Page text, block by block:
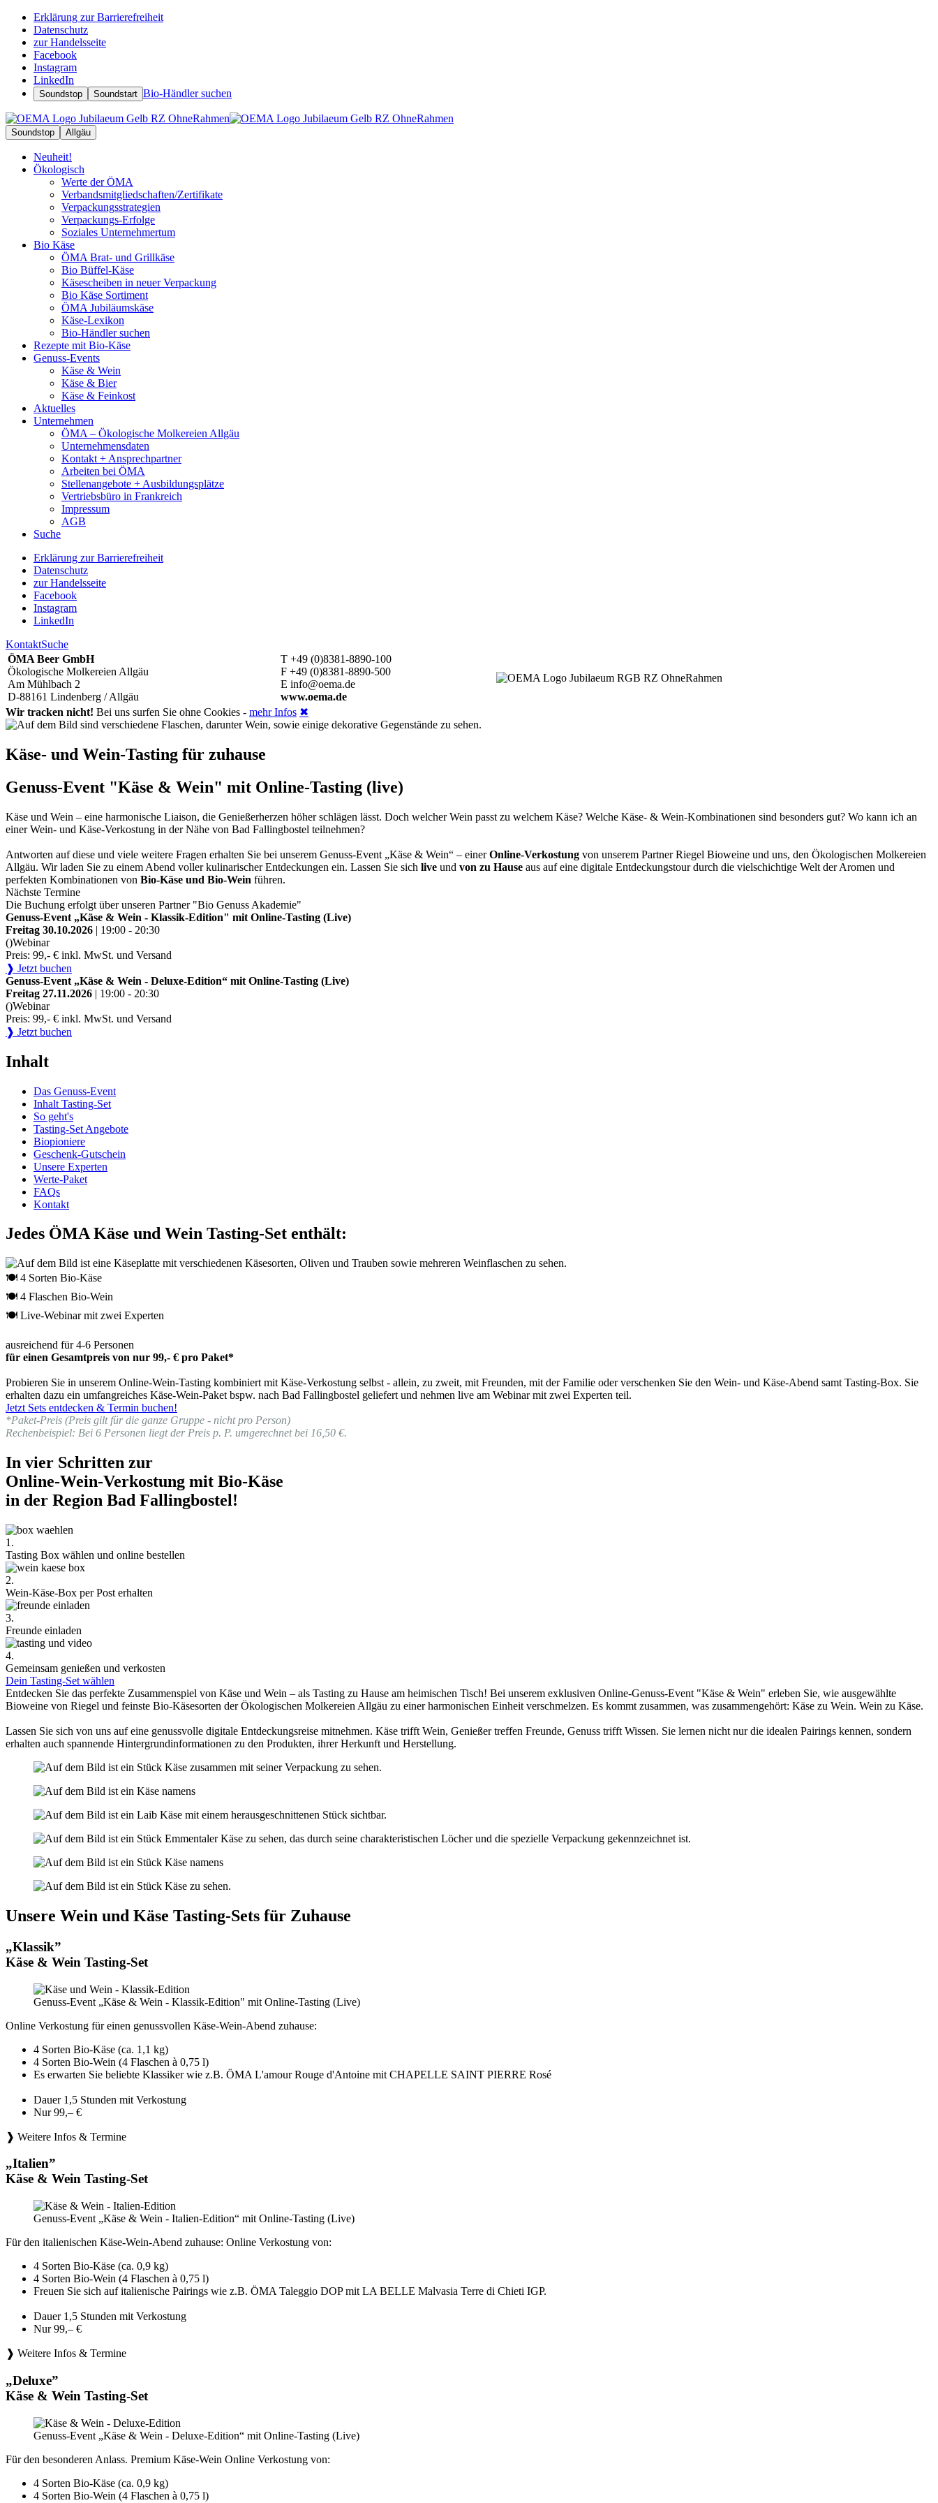
Erklärung zur Barrierefreiheit
Datenschutz
zur Handelsseite
Facebook
Instagram
LinkedIn
Soundstop Soundstart Bio-Händler suchen
Soundstop Allgäu
Neuheit!
Ökologisch
Werte der ÖMA
Verbandsmitgliedschaften/Zertifikate
Verpackungsstrategien
Verpackungs-Erfolge
Soziales Unternehmertum
Bio Käse
ÖMA Brat- und Grillkäse
Bio Büffel-Käse
Käsescheiben in neuer Verpackung
Bio Käse Sortiment
ÖMA Jubiläumskäse
Käse-Lexikon
Bio-Händler suchen
Rezepte mit Bio-Käse
Genuss-Events
Käse & Wein
Käse & Bier
Käse & Feinkost
Aktuelles
Unternehmen
ÖMA – Ökologische Molkereien Allgäu
Unternehmensdaten
Kontakt + Ansprechpartner
Arbeiten bei ÖMA
Stellenangebote + Ausbildungsplätze
Vertriebsbüro in Frankreich
Impressum
AGB
Suche
Erklärung zur Barrierefreiheit
Datenschutz
zur Handelsseite
Facebook
Instagram
LinkedIn
KontaktSuche
ÖMA Beer GmbH
Ökologische Molkereien Allgäu
Am Mühlbach 2
D-88161 Lindenberg / Allgäu
T +49 (0)8381-8890-100
F +49 (0)8381-8890-500
E info@oema.de
www.oema.de
Wir tracken nicht! Bei uns surfen Sie ohne Cookies - mehr Infos ✖
Käse- und Wein-Tasting für zuhause
Genuss-Event "Käse & Wein" mit Online-Tasting (live)
Käse und Wein – eine harmonische Liaison, die Genießerherzen höher schlägen lässt. Doch welcher Wein passt zu welchem Käse? Welche Käse- & Wein-Kombinationen sind besonders gut? Wo kann ich an
einer Wein- und Käse-Verkostung in der Nähe von Bad Fallingbostel teilnehmen?
Antworten auf diese und viele weitere Fragen erhalten Sie bei unserem Genuss-Event „Käse & Wein“ – einerOnline-Verkostung von unserem Partner Riegel Bioweine und uns, den Ökologischen Molkereien
Allgäu. Wir laden Sie zu einem Abend voller kulinarischer Entdeckungen ein. Lassen Sie sich live und von zu Hause aus auf eine digitale Entdeckungstour durch die vielschichtige Welt der Aromen und
perfekten Kombinationen von Bio-Käse und Bio-Wein führen.
Nächste Termine
Die Buchung erfolgt über unseren Partner "Bio Genuss Akademie"
Genuss-Event „Käse & Wein - Klassik-Edition" mit Online-Tasting (Live)
Freitag 30.10.2026 | 19:00 - 20:30
()Webinar
Preis: 99,- € inkl. MwSt. und Versand
❱ Jetzt buchen
Genuss-Event „Käse & Wein - Deluxe-Edition“ mit Online-Tasting (Live)
Freitag 27.11.2026 | 19:00 - 20:30
()Webinar
Preis: 99,- € inkl. MwSt. und Versand
❱ Jetzt buchen
Inhalt
Das Genuss-Event
Inhalt Tasting-Set
So geht's
Tasting-Set Angebote
Biopioniere
Geschenk-Gutschein
Unsere Experten
Werte-Paket
FAQs
Kontakt
Jedes ÖMA Käse und Wein Tasting-Set enthält:
🍽 4 Sorten Bio-Käse
🍽 4 Flaschen Bio-Wein
🍽 Live-Webinar mit zwei Experten
ausreichend für 4-6 Personen
für einen Gesamtpreis von nur 99,- € pro Paket*
Probieren Sie in unserem Online-Wein-Tasting kombiniert mit Käse-Verkostung selbst - allein, zu zweit, mit Freunden, mit der Familie oder verschenken Sie den Wein- und Käse-Abend samt Tasting-Box. Sie
erhalten dazu ein umfangreiches Käse-Wein-Paket bspw. nach Bad Fallingbostel geliefert und nehmen live am Webinar mit zwei Experten teil.
Jetzt Sets entdecken & Termin buchen!
*Paket-Preis (Preis gilt für die ganze Gruppe - nicht pro Person)
Rechenbeispiel: Bei 6 Personen liegt der Preis p. P. umgerechnet bei 16,50 €.
In vier Schritten zur
Online-Wein-Verkostung mit Bio-Käse
in der Region Bad Fallingbostel!
1.
Tasting Box wählen und online bestellen
2.
Wein-Käse-Box per Post erhalten
3.
Freunde einladen
4.
Gemeinsam genießen und verkosten
Dein Tasting-Set wählen
Entdecken Sie das perfekte Zusammenspiel von Käse und Wein – als Tasting zu Hause am heimischen Tisch! Bei unserem exklusiven Online-Genuss-Event "Käse & Wein" erleben Sie, wie ausgewählte
Bioweine von Riegel und feinste Bio-Käsesorten der Ökologischen Molkereien Allgäu zu einer harmonischen Einheit verschmelzen. Es kommt zusammen, was zusammengehört: Käse zu Wein. Wein zu Käse.
Lassen Sie sich von uns auf eine genussvolle digitale Entdeckungsreise mitnehmen. Käse trifft Wein, Genießer treffen Freunde, Genuss trifft Wissen. Sie lernen nicht nur die idealen Pairings kennen, sondern
erhalten auch spannende Hintergrundinformationen zu den Produkten, ihrer Herkunft und Herstellung.
Unsere Wein und Käse Tasting-Sets für Zuhause
„Klassik”
Käse & Wein Tasting-Set
Genuss-Event „Käse & Wein - Klassik-Edition" mit Online-Tasting (Live)
Online Verkostung für einen genussvollen Käse-Wein-Abend zuhause:
4 Sorten Bio-Käse (ca. 1,1 kg)
4 Sorten Bio-Wein (4 Flaschen à 0,75 l)
Es erwarten Sie beliebte Klassiker wie z.B. ÖMA L'amour Rouge d'Antoine mit CHAPELLE SAINT PIERRE Rosé
Dauer 1,5 Stunden mit Verkostung
Nur 99,– €
❱ Weitere Infos & Termine
„Italien”
Käse & Wein Tasting-Set
Genuss-Event „Käse & Wein - Italien-Edition“ mit Online-Tasting (Live)
Für den italienischen Käse-Wein-Abend zuhause: Online Verkostung von:
4 Sorten Bio-Käse (ca. 0,9 kg)
4 Sorten Bio-Wein (4 Flaschen à 0,75 l)
Freuen Sie sich auf italienische Pairings wie z.B. ÖMA Taleggio DOP mit LA BELLE Malvasia Terre di Chieti IGP.
Dauer 1,5 Stunden mit Verkostung
Nur 99,– €
❱ Weitere Infos & Termine
„Deluxe”
Käse & Wein Tasting-Set
Genuss-Event „Käse & Wein - Deluxe-Edition“ mit Online-Tasting (Live)
Für den besonderen Anlass. Premium Käse-Wein Online Verkostung von:
4 Sorten Bio-Käse (ca. 0,9 kg)
4 Sorten Bio-Wein (4 Flaschen à 0,75 l)